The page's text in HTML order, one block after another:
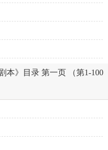
本》目录 第一页 （第1-100